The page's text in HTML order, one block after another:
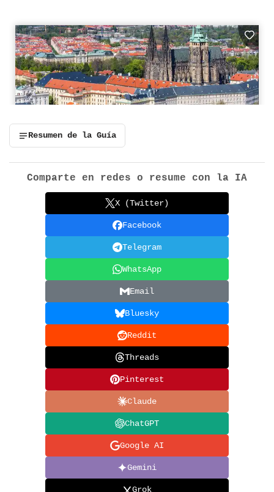
Resumen de la Guía
Comparte en redes o resume con la IA
X (Twitter)
Facebook
Telegram
WhatsApp
Email
Bluesky
Reddit
Threads
Pinterest
Claude
ChatGPT
Google AI
Gemini
Grok